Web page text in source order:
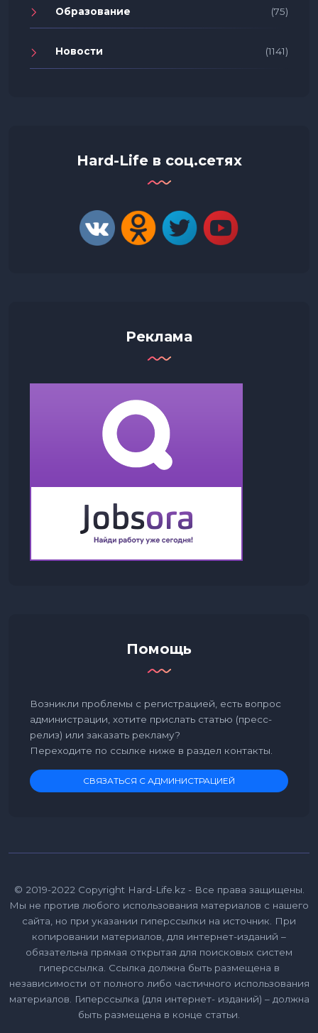
Образование (75)
Новости (1141)
Hard-Life в соц.сетях
Реклама
Помощь
Возникли проблемы с регистрацией, есть вопрос
администрации, хотите прислать статью (пресс-
релиз) или заказать рекламу?
Переходите по ссылке ниже в раздел контакты.
СВЯЗАТЬСЯ С АДМИНИСТРАЦИЕЙ
© 2019-2022 Copyright Hard-Life.kz - Все права защищены.
Мы не против любого использования материалов с нашего
сайта, но при указании гиперссылки на источник. При
копировании материалов, для интернет-изданий –
обязательна прямая открытая для поисковых систем
гиперссылка. Ссылка должна быть размещена в
независимости от полного либо частичного использования
материалов. Гиперссылка (для интернет- изданий) – должна
быть размещена в конце статьи.